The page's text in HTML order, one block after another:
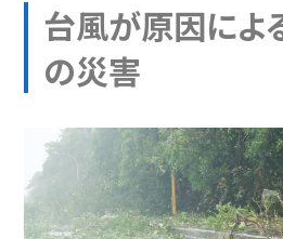
台風が原因によ
の災害